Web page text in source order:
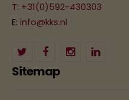
T: +31(0)592-430303
E: info@kks.nl
Sitemap